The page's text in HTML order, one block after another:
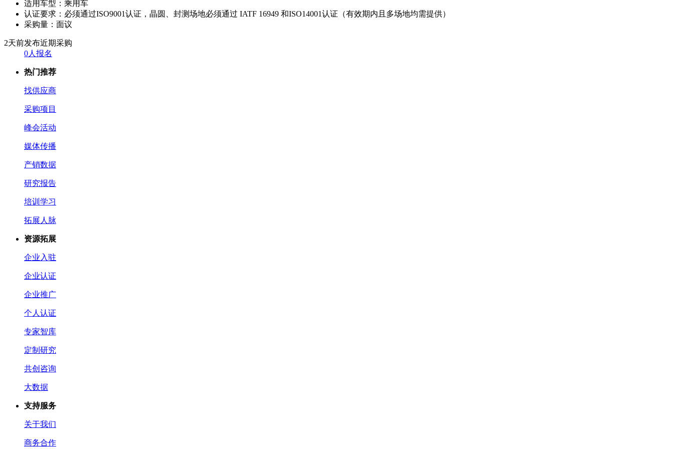
适用车型： 乘用车
认证要求： 必须通过ISO9001认证，晶圆、封测场地必须通过 IATF 16949 和ISO14001认证（有效期内且多场地均需提供）
采购量： 面议
2天前发布近期采购
0人报名
热门推荐
找供应商
采购项目
峰会活动
媒体传播
产销数据
研究报告
培训学习
拓展人脉
资源拓展
企业入驻
企业认证
企业推广
个人认证
专家智库
定制研究
共创咨询
大数据
支持服务
关于我们
商务合作